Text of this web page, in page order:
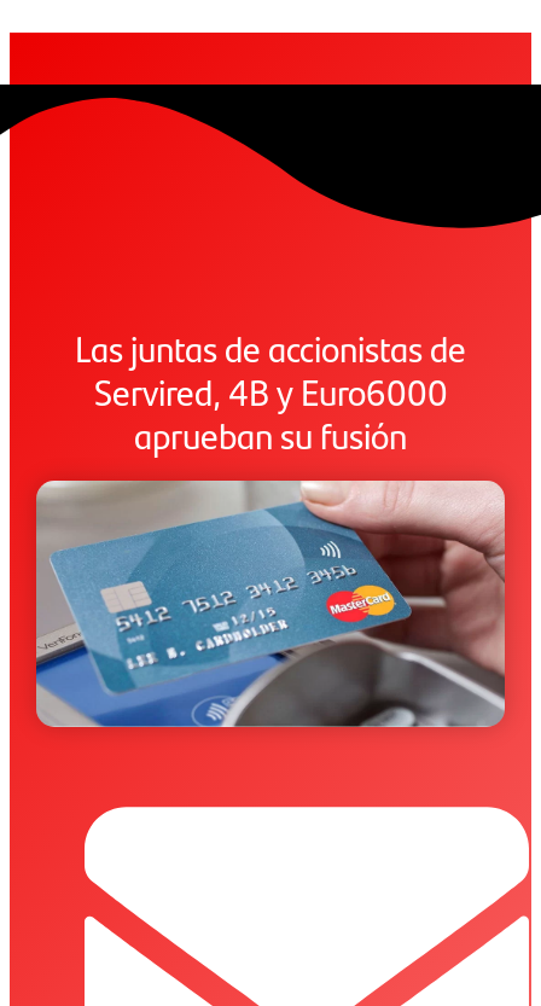
Las juntas de accionistas de
Servired, 4B y Euro6000
aprueban su fusión